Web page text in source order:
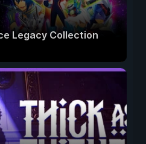
Legacy Collection